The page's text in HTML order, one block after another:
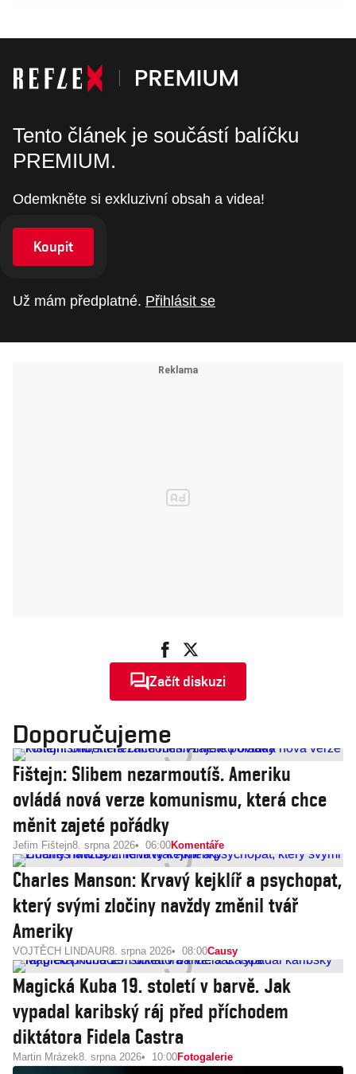
Tento článek je součástí balíčku
PREMIUM.
Odemkněte si exkluzivní obsah a videa!
Koupit
Už mám předplatné. Přihlásit se
Začít diskuzi
Doporučujeme
Fištejn: Slibem nezarmoutíš. Ameriku
ovládá nová verze komunismu, která chce
měnit zajeté pořádky
Jefim Fištejn8. srpna 2026 06:00Komentáře
Charles Manson: Krvavý kejklíř a psychopat,
který svými zločiny navždy změnil tvář
Ameriky
VOJTĚCH LINDAUR8. srpna 2026 08:00Causy
Magická Kuba 19. století v barvě. Jak
vypadal karibský ráj před příchodem
diktátora Fidela Castra
Martin Mrázek8. srpna 2026 10:00Fotogalerie